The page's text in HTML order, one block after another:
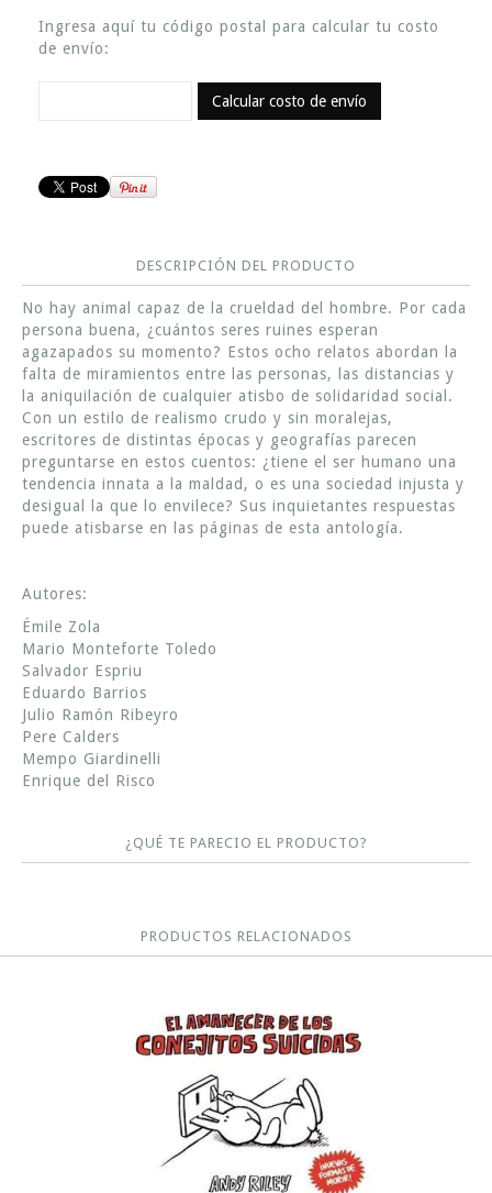
Ingresa aquí tu código postal para calcular tu costo
de envío:
Calcular costo de envío
DESCRIPCIÓN DEL PRODUCTO
No hay animal capaz de la crueldad del hombre. Por cada
persona buena, ¿cuántos seres ruines esperan
agazapados su momento? Estos ocho relatos abordan la
falta de miramientos entre las personas, las distancias y
la aniquilación de cualquier atisbo de solidaridad social.
Con un estilo de realismo crudo y sin moralejas,
escritores de distintas épocas y geografías parecen
preguntarse en estos cuentos: ¿tiene el ser humano una
tendencia innata a la maldad, o es una sociedad injusta y
desigual la que lo envilece? Sus inquietantes respuestas
puede atisbarse en las páginas de esta antología.
Autores:
Émile Zola
Mario Monteforte Toledo
Salvador Espriu
Eduardo Barrios
Julio Ramón Ribeyro
Pere Calders
Mempo Giardinelli
Enrique del Risco
¿QUÉ TE PARECIO EL PRODUCTO?
PRODUCTOS RELACIONADOS